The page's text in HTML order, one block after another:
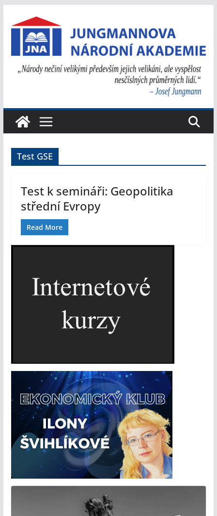
na
obsah
Test GSE
Test k semináři: Geopolitika
střední Evropy
Read More